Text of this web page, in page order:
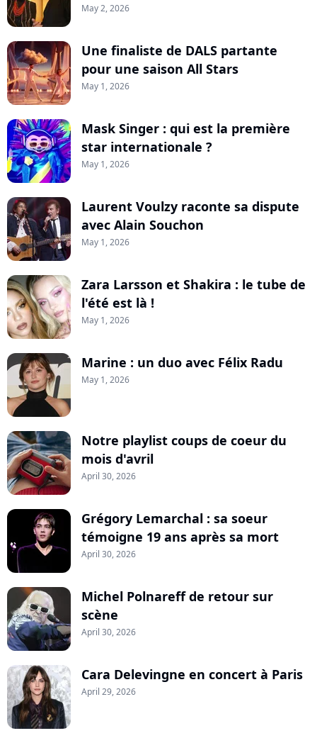
May 2, 2026
Une finaliste de DALS partante
pour une saison All Stars
May 1, 2026
Mask Singer : qui est la première
star internationale ?
May 1, 2026
Laurent Voulzy raconte sa dispute
avec Alain Souchon
May 1, 2026
Zara Larsson et Shakira : le tube de
l'été est là !
May 1, 2026
Marine : un duo avec Félix Radu
May 1, 2026
Notre playlist coups de coeur du
mois d'avril
April 30, 2026
Grégory Lemarchal : sa soeur
témoigne 19 ans après sa mort
April 30, 2026
Michel Polnareff de retour sur
scène
April 30, 2026
Cara Delevingne en concert à Paris
April 29, 2026